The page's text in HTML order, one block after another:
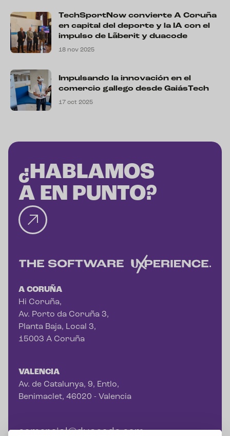
TechSportNow convierte A Coruña
en capital del deporte y la IA con el
impulso de Lãberit y duacode
18 nov 2025
Impulsando la innovación en el
comercio gallego desde GaiásTech
17 oct 2025
¿HABLAMOS
A EN PUNTO?
A CORUÑA
Hi Coruña,
Av. Porto da Coruña 3,
Planta Baja, Local 3,
15003 A Coruña
VALENCIA
Av. de Catalunya, 9, Entlo,
Benimaclet, 46020 - Valencia
comercial@duacode.com